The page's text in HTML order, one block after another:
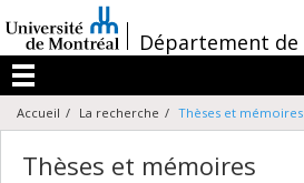
au
contenu
/Département de
Menu
Accueil La recherche Thèses et mémoires
Thèses et mémoires